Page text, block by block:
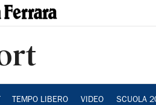
TEMPO LIBERO VIDEO SCUOLA